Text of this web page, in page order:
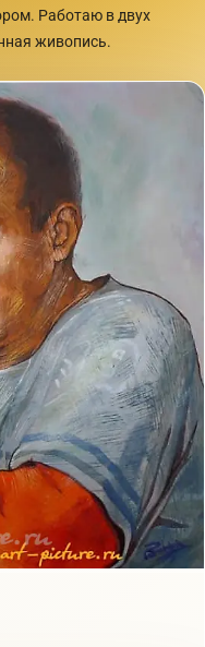
Работаю в двух
живопись.